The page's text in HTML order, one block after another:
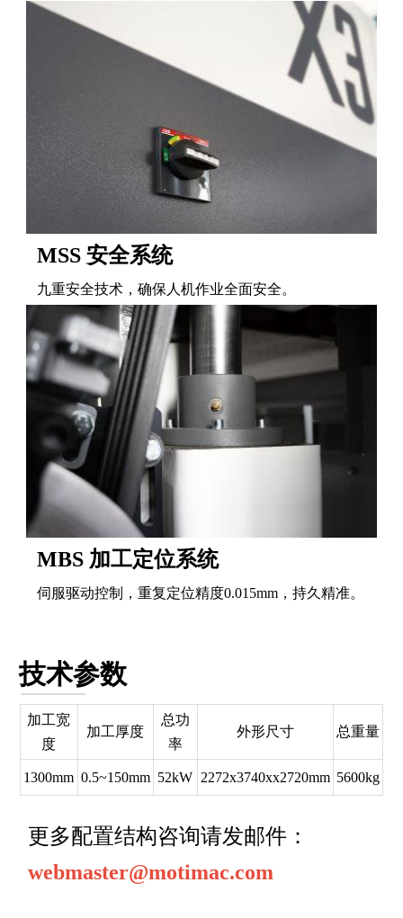
MSS 安全系统
九重安全技术，确保人机作业全面安全。
MBS 加工定位系统
伺服驱动控制，重复定位精度0.015mm，持久精准。
技术参数
加工宽
度
加工厚度
总功
率
外形尺寸 总重量
1300mm 0.5~150mm 52kW 2272x3740xx2720mm 5600kg
更多配置结构咨询请发邮件：
webmaster@motimac.com